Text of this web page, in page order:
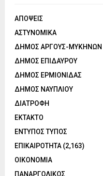
ΑΠΟΨΕΙΣ
ΑΣΤΥΝΟΜΙΚΑ
ΔΗΜΟΣ ΑΡΓΟΥΣ-ΜΥΚΗΝΩΝ
ΔΗΜΟΣ ΕΠΙΔΑΥΡΟΥ
ΔΗΜΟΣ ΕΡΜΙΟΝΙΔΑΣ
ΔΗΜΟΣ ΝΑΥΠΛΙΟΥ
ΔΙΑΤΡΟΦΗ
ΕΚΤΑΚΤΟ
ΕΝΤΥΠΟΣ ΤΥΠΟΣ
ΕΠΙΚΑΙΡΟΤΗΤΑ (2,163)
ΟΙΚΟΝΟΜΙΑ
ΠΑΝΑΡΓΟΛΙΚΟΣ